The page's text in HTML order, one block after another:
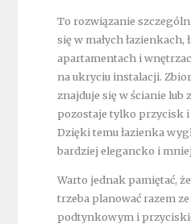
To rozwiązanie
się w małych
apartamentach i
na ukryciu instalacji.
znajduje się w ścianie lub
pozostaje tylko przycisk i
Dzięki temu łazienka
bardziej elegancko i
Warto jednak pamiętać, że
trzeba planować razem
podtynkowym i